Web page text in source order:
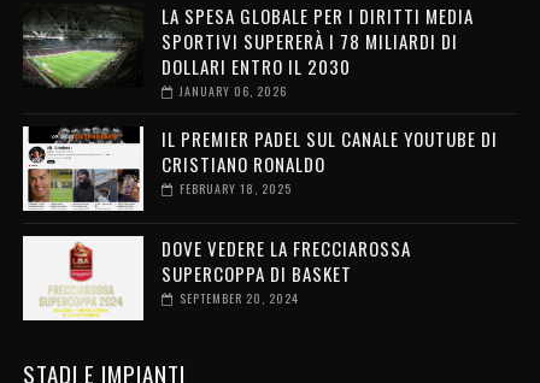
LA SPESA GLOBALE PER I DIRITTI MEDIA
SPORTIVI SUPERERÀ I 78 MILIARDI DI
DOLLARI ENTRO IL 2030
JANUARY 06, 2026
IL PREMIER PADEL SUL CANALE YOUTUBE DI
CRISTIANO RONALDO
FEBRUARY 18, 2025
DOVE VEDERE LA FRECCIAROSSA
SUPERCOPPA DI BASKET
SEPTEMBER 20, 2024
STADI E IMPIANTI